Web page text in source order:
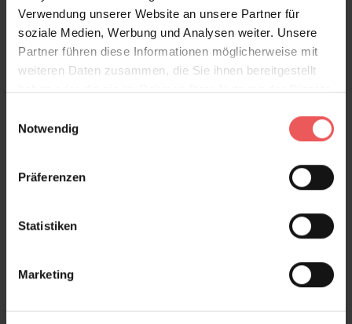
Verwendung unserer Website an unsere Partner für
soziale Medien, Werbung und Analysen weiter. Unsere
Partner führen diese Informationen möglicherweise mit
weiteren Daten zusammen, die Sie ihnen bereitgestellt
haben oder die sie im Rahmen Ihrer Nutzung der Dienste
Notwendig
Präferenzen
Statistiken
Marketing
inspirieren und schaffen Sie eine Atmosphäre, die
zugleich beruhigend und faszinierend ist.
Produktdetails
FAQ
Sie haben Fragen zum Produkt?